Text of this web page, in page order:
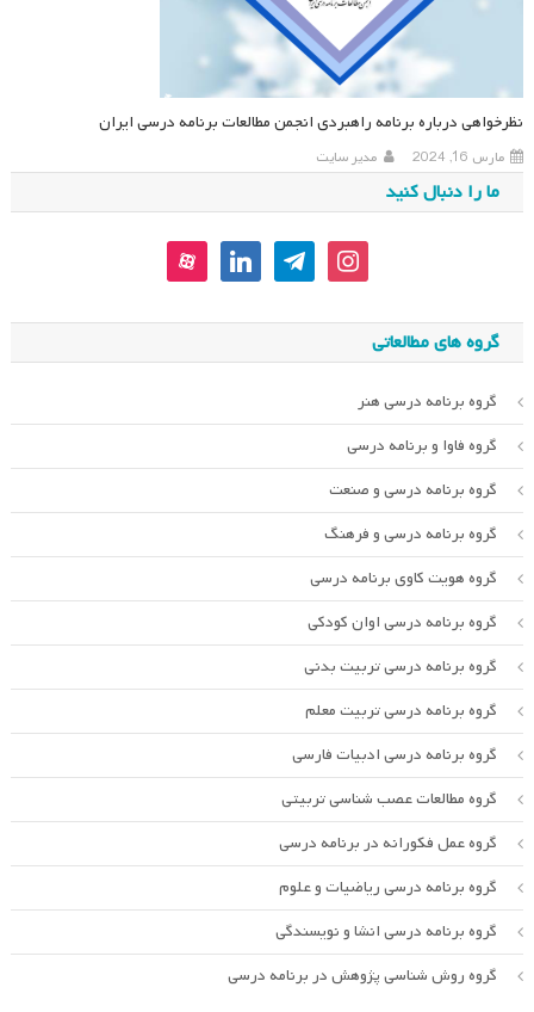
نظرخواهی درباره برنامه راهبردی انجمن مطالعات برنامه درسی ایران
مارس 16, 2024 مدیر سایت
ما را دنبال کنید
instagram
telegram
linkedin
aparat
گروه های مطالعاتی
گروه برنامه درسی هنر
گروه فاوا و برنامه درسی
گروه برنامه درسی و صنعت
گروه برنامه درسی و فرهنگ
گروه هویت کاوی برنامه درسی
گروه برنامه درسی اوان کودکی
گروه برنامه درسی تربیت بدنی
گروه برنامه درسی تربیت معلم
گروه برنامه درسی ادبیات فارسی
گروه مطالعات عصب شناسی تربیتی
گروه عمل فکورانه در برنامه درسی
گروه برنامه درسی ریاضیات و علوم
گروه برنامه درسی انشا و نویسندگی
گروه روش شناسی پژوهش در برنامه درسی